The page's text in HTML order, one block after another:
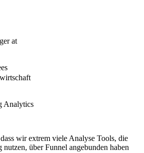
at
Analytics
wir extrem viele Analyse Tools, die
über Funnel angebunden haben